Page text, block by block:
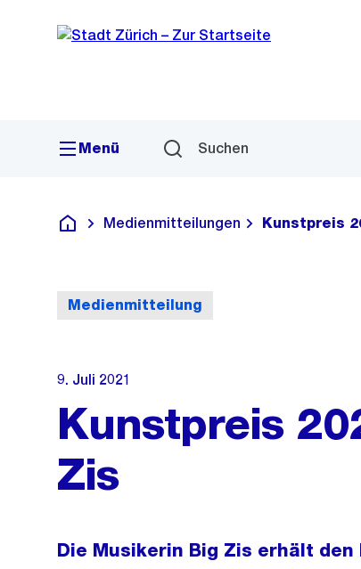
Navigation
Sprunglink
Menü Suchen
Deutsch
Medienmitteilungen Kunstpreis
Medienmitteilung
9. Juli 2021
Kunstpreis
Zis
Die Musikerin Big Zis erhält